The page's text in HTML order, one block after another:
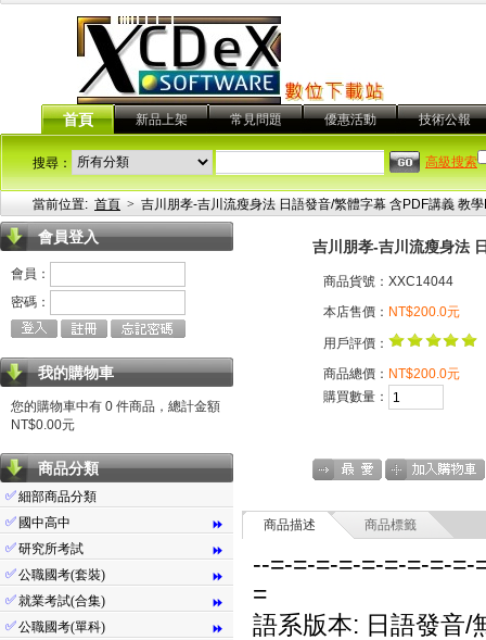
首頁 新品上架 常見問題 優惠活動 技術公報
搜尋： 高級搜索
當前位置: 首頁 > 吉川朋孝-吉川流瘦身法 日語發音/繁體字幕 含PDF講義 教
會員登入
會員：
密碼：
我的購物車
您的購物車中有 0 件商品，總計金額
NT$0.00元
商品分類
✅細部商品分類
⏩
✅ 國中高中
⏩
✅研究所考試
⏩
✅公職國考(套裝)
⏩
✅就業考試(合集)
⏩
✅公職國考(單科)
吉川朋孝-吉川流瘦身法
商品貨號：XXC14044
本店售價： NT$200.0元
用戶評價：
商品總價： NT$200.0元
購買數量：
商品描述 商品標籤
--=-=-=-=-=-=-=-=-=-
=
語系版本: 日語發音/